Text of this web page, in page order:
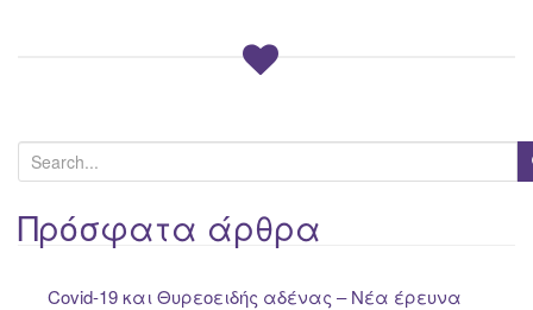
e
a
rΠρόσφατα άρθρα
Covid-19 και Θυρεοειδής αδένας – Νέα έρευνα